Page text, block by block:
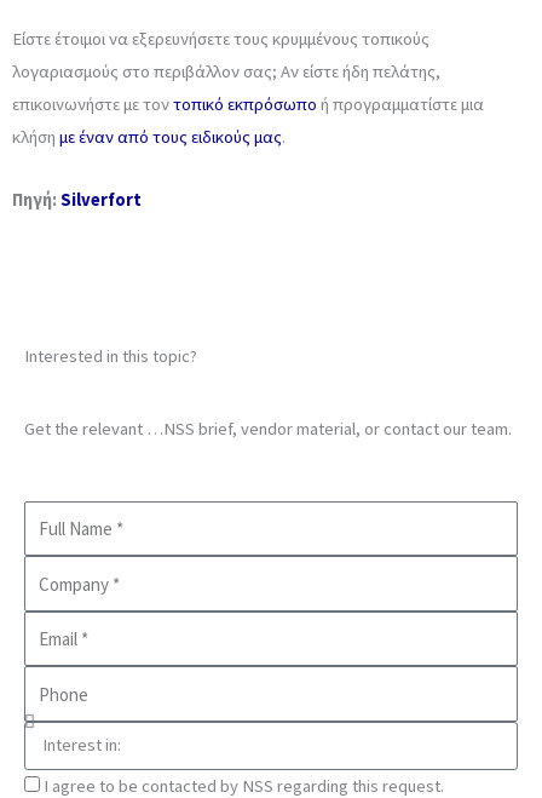
Είστε έτοιμοι να εξερευνήσετε τους κρυμμένους τοπικούς
λογαριασμούς στο περιβάλλον σας; Αν είστε ήδη πελάτης,
επικοινωνήστε με τοντοπικό εκπρόσωπο ή προγραμματίστε μια
κλήση με έναν από τους ειδικούς μας.
Πηγή: Silverfort
Interested in this topic?
Get the relevant …NSS brief, vendor material, or contact our team.
Name
Email
Interest
in
Consnet
I agree to be contacted by NSS regarding this request.